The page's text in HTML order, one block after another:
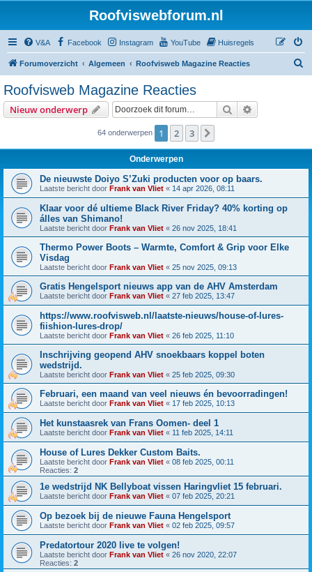
Roofviswebforum.nl
V&A Facebook Instagram YouTube Huisregels
Forumoverzicht Algemeen Roofvisweb Magazine Reacties
Roofvisweb Magazine Reacties
Nieuw onderwerp Zoek
64 onderwerpen 1 2 3
Onderwerpen
De nieuwste Doiyo S’Zuki producten voor op baars.
Laatste bericht door Frank van Vliet « 14 apr 2026, 08:11
Klaar voor dé ultieme Black River Friday? 40% korting op
álles van Shimano!
Laatste bericht door Frank van Vliet « 26 nov 2025, 18:41
Thermo Power Boots – Warmte, Comfort & Grip voor Elke
Visdag
Laatste bericht door Frank van Vliet « 25 nov 2025, 09:13
Gratis Hengelsport nieuws app van de AHV Amsterdam
Laatste bericht door Frank van Vliet « 27 feb 2025, 13:47
https://www.roofvisweb.nl/laatste-nieuws/house-of-lures-
fiishion-lures-drop/
Laatste bericht door Frank van Vliet « 26 feb 2025, 11:10
Inschrijving geopend AHV snoekbaars koppel boten
wedstrijd.
Laatste bericht door Frank van Vliet « 25 feb 2025, 09:30
Februari, een maand van veel nieuws én bevoorradingen!
Laatste bericht door Frank van Vliet « 17 feb 2025, 10:13
Het kunstaasrek van Frans Oomen- deel 1
Laatste bericht door Frank van Vliet « 11 feb 2025, 14:11
House of Lures Dekker Custom Baits.
Laatste bericht door Frank van Vliet « 08 feb 2025, 00:11
Reacties: 2
1e wedstrijd NK Bellyboat vissen Haringvliet 15 februari.
Laatste bericht door Frank van Vliet « 07 feb 2025, 20:21
Op bezoek bij de nieuwe Fauna Hengelsport
Laatste bericht door Frank van Vliet « 02 feb 2025, 09:57
Predatortour 2020 live te volgen!
Laatste bericht door Frank van Vliet « 26 nov 2020, 22:07
Reacties: 2